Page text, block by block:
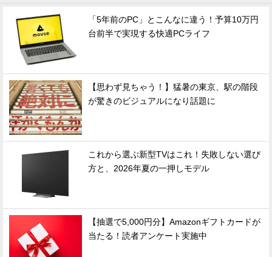
「5年前のPC」とこんなに違う！予算10万円
台前半で実現する快適PCライフ
【思わず見ちゃう！】猛暑の東京、駅の階段
が驚きのビジュアルになり話題に
これから選ぶ新型TVはこれ！失敗しない選び
方と、2026年夏の一押しモデル
【抽選で5,000円分】Amazonギフトカードが
当たる！読者アンケート実施中